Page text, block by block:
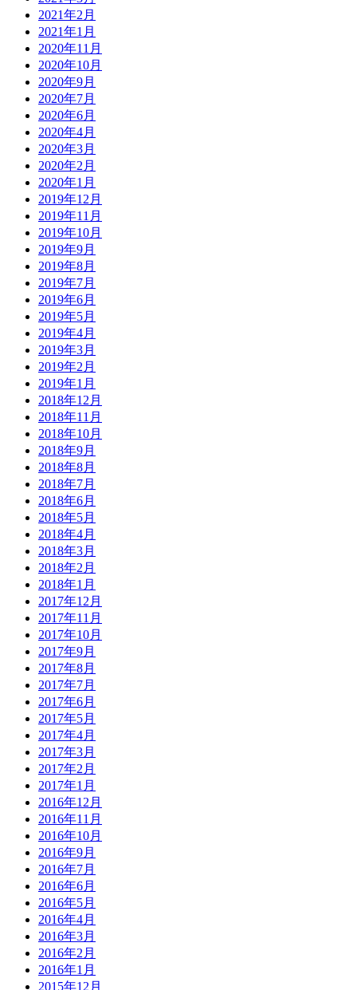
2021年2月
2021年1月
2020年11月
2020年10月
2020年9月
2020年7月
2020年6月
2020年4月
2020年3月
2020年2月
2020年1月
2019年12月
2019年11月
2019年10月
2019年9月
2019年8月
2019年7月
2019年6月
2019年5月
2019年4月
2019年3月
2019年2月
2019年1月
2018年12月
2018年11月
2018年10月
2018年9月
2018年8月
2018年7月
2018年6月
2018年5月
2018年4月
2018年3月
2018年2月
2018年1月
2017年12月
2017年11月
2017年10月
2017年9月
2017年8月
2017年7月
2017年6月
2017年5月
2017年4月
2017年3月
2017年2月
2017年1月
2016年12月
2016年11月
2016年10月
2016年9月
2016年7月
2016年6月
2016年5月
2016年4月
2016年3月
2016年2月
2016年1月
2015年12月